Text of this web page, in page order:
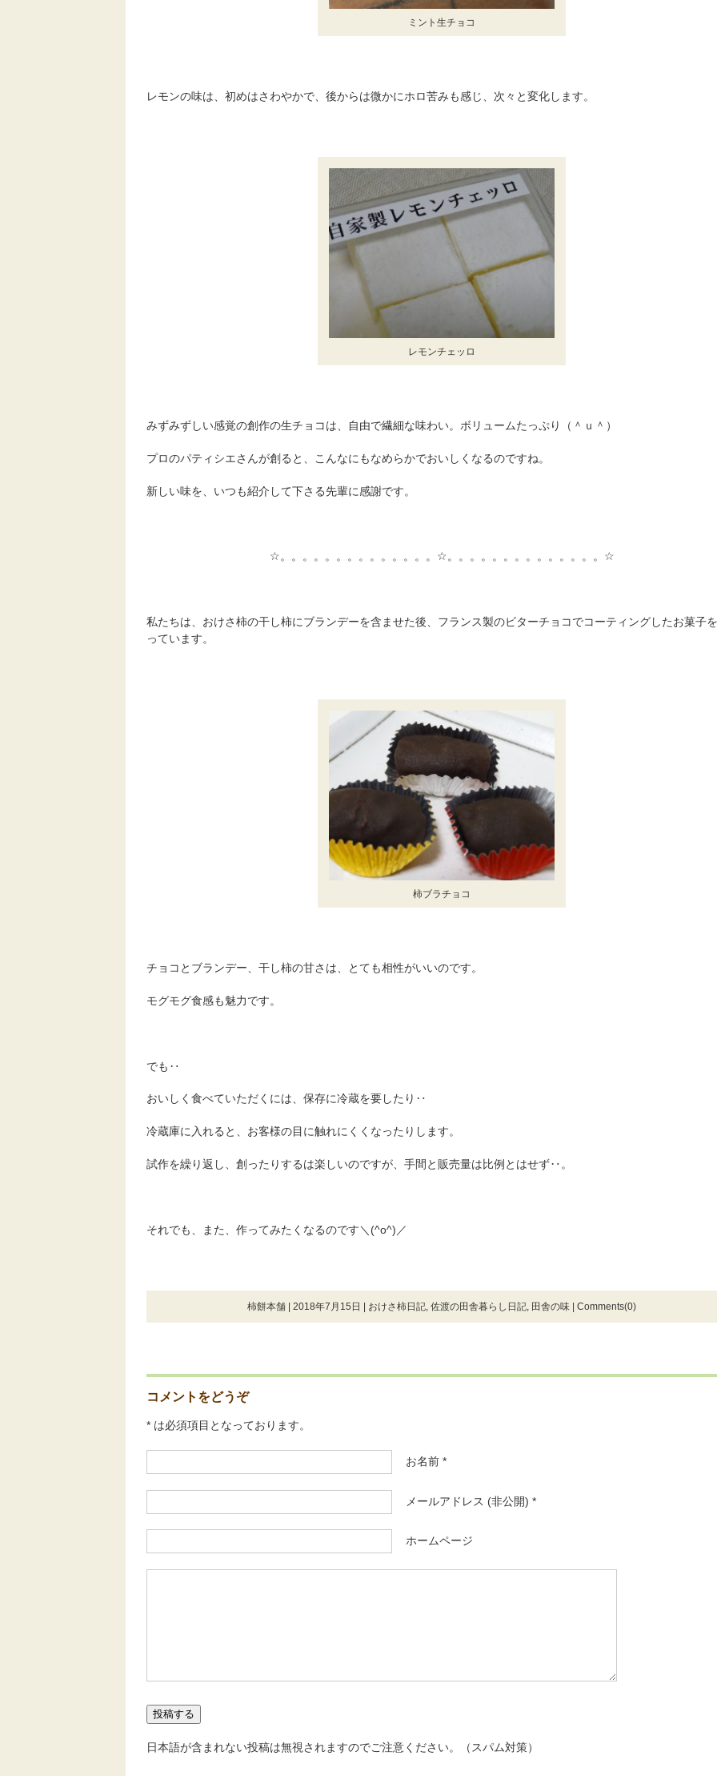
ミント生チョコ
レモンの味は、初めはさわやかで、後からは微かにホロ苦みも感じ、次々と変化します。
レモンチェッロ
みずみずしい感覚の創作の生チョコは、自由で繊細な味わい。ボリュームたっぷり（＾ｕ＾）
プロのパティシエさんが創ると、こんなにもなめらかでおいしくなるのですね。
新しい味を、いつも紹介して下さる先輩に感謝です。
☆。。。。。。。。。。。。。。☆。。。。。。。。。。。。。。☆
私たちは、おけさ柿の干し柿にブランデーを含ませた後、フランス製のビターチョコでコーティングしたお菓子
っています。
柿ブラチョコ
チョコとブランデー、干し柿の甘さは、とても相性がいいのです。
モグモグ食感も魅力です。
でも‥
おいしく食べていただくには、保存に冷蔵を要したり‥
冷蔵庫に入れると、お客様の目に触れにくくなったりします。
試作を繰り返し、創ったりするは楽しいのですが、手間と販売量は比例とはせず‥。
それでも、また、作ってみたくなるのです＼(^o^)／
柿餅本舗 | 2018年7月15日 | おけさ柿日記, 佐渡の田舎暮らし日記, 田舎の味 Comments(0)
コメントをどうぞ
* は必須項目となっております。
お名前 *
メールアドレス (非公開) *
ホームページ
日本語が含まれない投稿は無視されますのでご注意ください。（スパム対策）